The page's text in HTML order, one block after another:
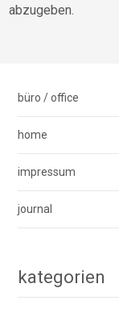
abzugeben.
büro / office
home
impressum
journal
kategorien